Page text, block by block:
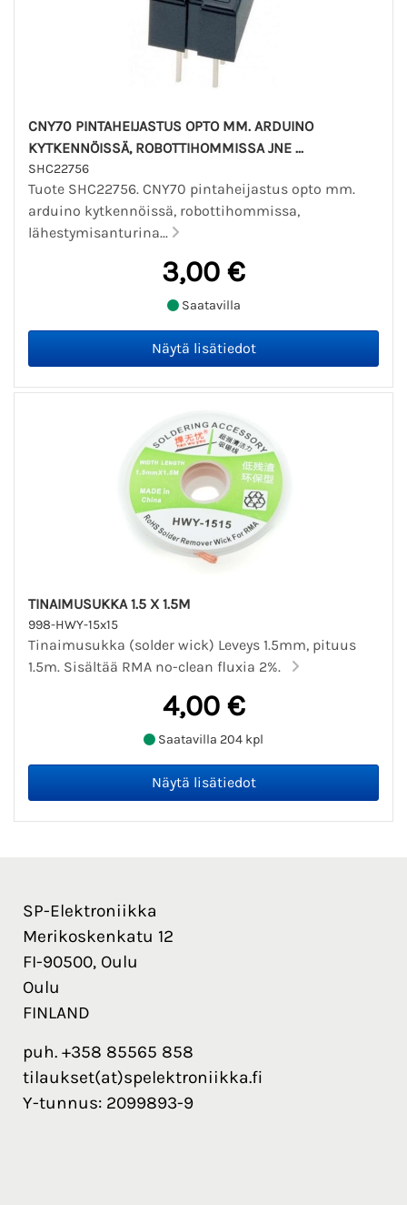
CNY70 PINTAHEIJASTUS OPTO MM. ARDUINO
KYTKENNÖISSÄ, ROBOTTIHOMMISSA JNE ...
SHC22756
Tuote SHC22756. CNY70 pintaheijastus opto mm.
arduino kytkennöissä, robottihommissa,
lähestymisanturina...
3,00 €
Saatavilla
TINAIMUSUKKA 1.5 X 1.5M
998-HWY-15x15
Tinaimusukka (solder wick) Leveys 1.5mm, pituus
1.5m. Sisältää RMA no-clean fluxia 2%.
4,00 €
Saatavilla 204 kpl
SP-Elektroniikka
Merikoskenkatu 12
FI-90500, Oulu
Oulu
FINLAND
puh. +358 85565 858
tilaukset(at)spelektroniikka.fi
Y-tunnus: 2099893-9